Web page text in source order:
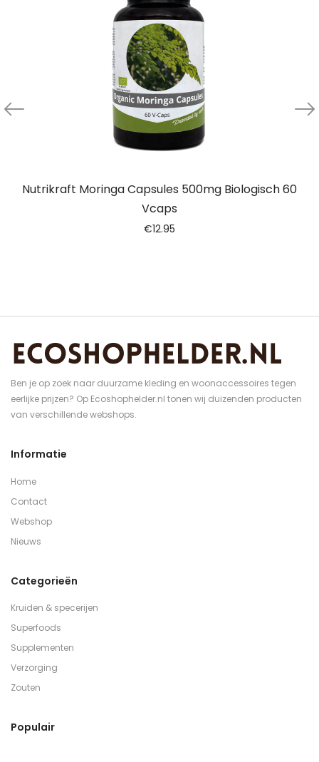
Nutrikraft Moringa Capsules 500mg Biologisch 60
Vcaps
€12.95
Ben je op zoek naar duurzame kleding en woonaccessoires tegen
eerlijke prijzen? Op Ecoshophelder.nl tonen wij duizenden producten
van verschillende webshops.
Informatie
Home
Contact
Webshop
Nieuws
Categorieën
Kruiden & specerijen
Superfoods
Supplementen
Verzorging
Zouten
Populair